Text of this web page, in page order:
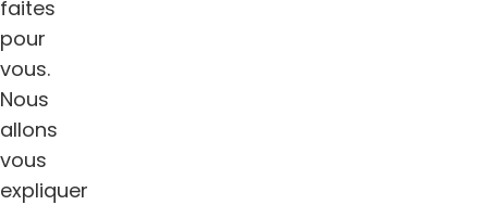
faites
pour
vous.
Nous
allons
vous
expliquer